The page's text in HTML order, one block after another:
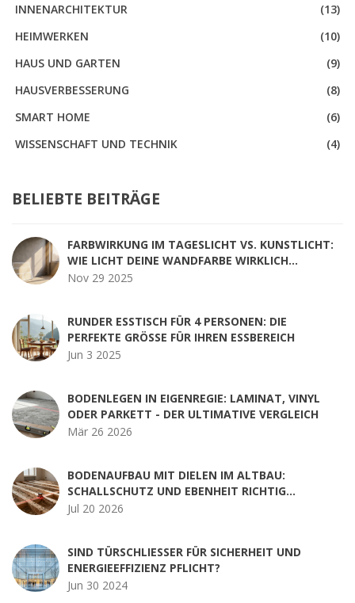
INNENARCHITEKTUR
(13)
HEIMWERKEN
(10)
HAUS UND GARTEN
(9)
HAUSVERBESSERUNG
(8)
SMART HOME
(6)
WISSENSCHAFT UND TECHNIK
(4)
BELIEBTE BEITRÄGE
FARBWIRKUNG IM TAGESLICHT VS. KUNSTLICHT:
WIE LICHT DEINE WANDFARBE WIRKLICH
VERÄNDERT
Nov 29 2025
RUNDER ESSTISCH FÜR 4 PERSONEN: DIE
PERFEKTE GRÖSSE FÜR IHREN ESSBEREICH
Jun 3 2025
BODENLEGEN IN EIGENREGIE: LAMINAT, VINYL
ODER PARKETT - DER ULTIMATIVE VERGLEICH
Mär 26 2026
BODENAUFBAU MIT DIELEN IM ALTBAU:
SCHALLSCHUTZ UND EBENHEIT RICHTIG
UMSETZEN
Jul 20 2026
SIND TÜRSCHLIESSER FÜR SICHERHEIT UND E
NERGIEEFFIZIENZ PFLICHT?
Jun 30 2024